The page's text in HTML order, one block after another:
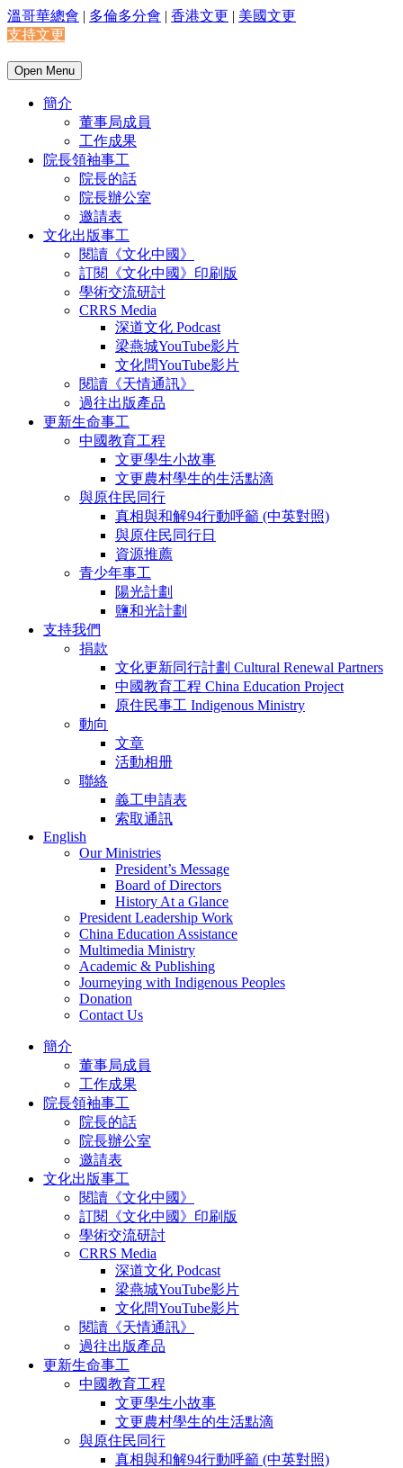
溫哥華總會 | 多倫多分會 | 香港文更 | 美國文更
支持文更
Open Menu
簡介
董事局成員
工作成果
院長領袖事工
院長的話
院長辦公室
邀請表
文化出版事工
閱讀《文化中國》
訂閱《文化中國》印刷版
學術交流研討
CRRS Media
深道文化 Podcast
梁燕城YouTube影片
文化問YouTube影片
閱讀《天情通訊》
過往出版產品
更新生命事工
中國教育工程
文更學生小故事
文更農村學生的生活點滴
與原住民同行
真相與和解94行動呼籲 (中英對照)
與原住民同行日
資源推薦
青少年事工
陽光計劃
鹽和光計劃
支持我們
捐款
文化更新同行計劃 Cultural Renewal Partners
中國教育工程 China Education Project
原住民事工 Indigenous Ministry
動向
文章
活動相册
聯絡
義工申請表
索取通訊
English
Our Ministries
President’s Message
Board of Directors
History At a Glance
President Leadership Work
China Education Assistance
Multimedia Ministry
Academic & Publishing
Journeying with Indigenous Peoples
Donation
Contact Us
簡介
董事局成員
工作成果
院長領袖事工
院長的話
院長辦公室
邀請表
文化出版事工
閱讀《文化中國》
訂閱《文化中國》印刷版
學術交流研討
CRRS Media
深道文化 Podcast
梁燕城YouTube影片
文化問YouTube影片
閱讀《天情通訊》
過往出版產品
更新生命事工
中國教育工程
文更學生小故事
文更農村學生的生活點滴
與原住民同行
真相與和解94行動呼籲 (中英對照)